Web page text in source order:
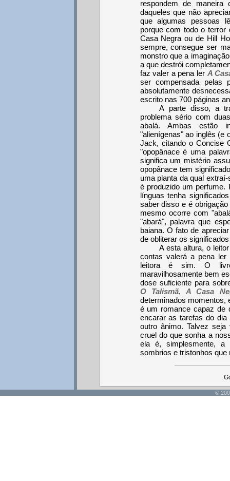
respondem de
daqueles que não
que algumas pessoas
porque com todo o terror
Casa Negra ou de Hill
sempre, consegue ser
monstro que a
a que destrói
faz valer a pena ler A
ser compensada pelas
absolutamente
escrito nas 700 páginas
A parte disso, a
problema sério com
abalá. Ambas estão
"alienígenas" ao inglês (e
Jack, citando o Concise
"opopânace é uma
significa um mistério
opopânace tem
uma planta da qual
é produzido um
línguas tenha
saber disso e é
mesmo ocorre com
"abará", palavra que
baiana. O fato de
de obliterar os
A esta altura, o
contas valerá a pena ler
leitora é sim. O
maravilhosamente bem
dose suficiente para
O Talismã,A Casa
determinados momentos,
é um romance capaz de
encarar as tarefas do
outro ânimo. Talvez
cruel do que sonha a
ela é, simplesmente,
sombrios e tristonhos que
©